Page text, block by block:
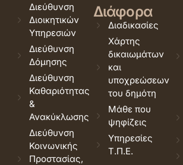
Διεύθυνση
Διοικητικών
Υπηρεσιών
Διεύθυνση
Δόμησης
Διεύθυνση
Καθαριότητας
&
Ανακύκλωσης
Διεύθυνση
Κοινωνικής
Προστασίας,
Διάφορα
Διαδικασίες
Χάρτης
δικαιωμάτων
και
υποχρεώσεων
του δημότη
Μάθε που
ψηφίζεις
Υπηρεσίες
Τ.Π.Ε.